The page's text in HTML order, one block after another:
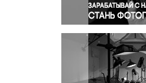
Религия
Светская
Спорт
Экология
Экономика и